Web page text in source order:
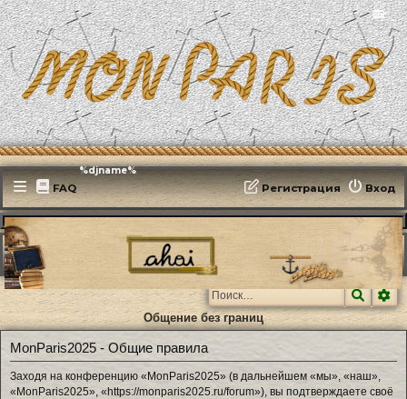
📻
FAQ Вход
Регистрация
Эфирит: ♫ %djname%
MonParis2025 ФОРУМ
Поиск
Общение без границ
MonParis2025 - Общие правила
Заходя на конференцию «MonParis2025» (в дальнейшем «мы», «наш»,
«MonParis2025», «https://monparis2025.ru/forum»), вы подтверждаете своё